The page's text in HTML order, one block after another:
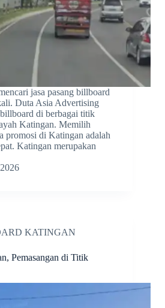
jasa pasang billboard
Duta Asia Advertising
di berbagai titik
Katingan. Memilih
promosi di Katingan adalah
Katingan merupakan
KATINGAN
Pemasangan di Titik